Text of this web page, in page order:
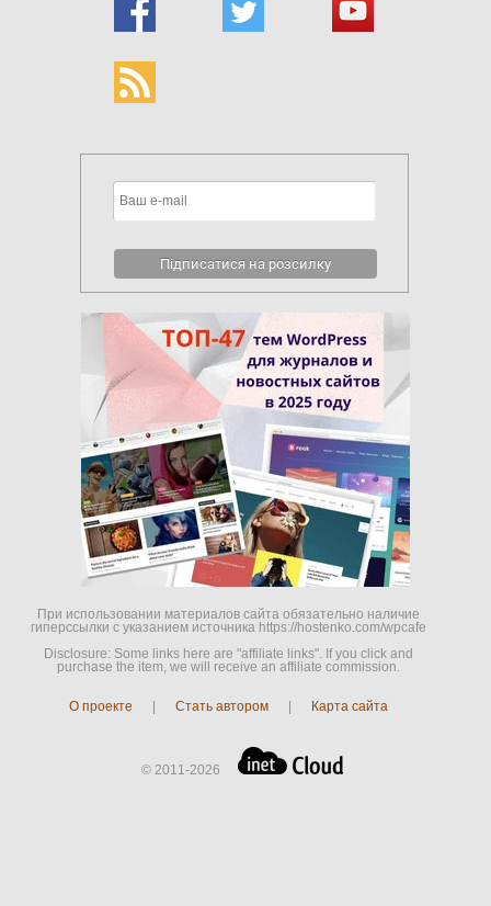
При использовании материалов сайта обязательно наличие
гиперссылки c указанием источника https://hostenko.com/wpcafe
Disclosure: Some links here are "affiliate links". If you click and
purchase the item, we will receive an affiliate commission.
О проекте | Стать автором | Карта сайта
© 2011-2026